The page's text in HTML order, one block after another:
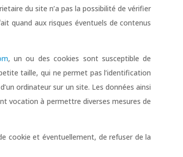
du site n’a pas la possibilité de vérifier
quand aux risques éventuels de contenus
, un ou des cookies sont susceptible de
taille, qui ne permet pas l’identification
ordinateur sur un site. Les données ainsi
vocation à permettre diverses mesures de
cookie et éventuellement, de refuser de la